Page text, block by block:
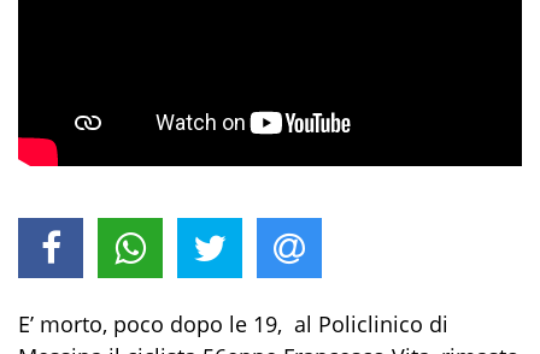
E’ morto, poco dopo le 19, al Policlinico di